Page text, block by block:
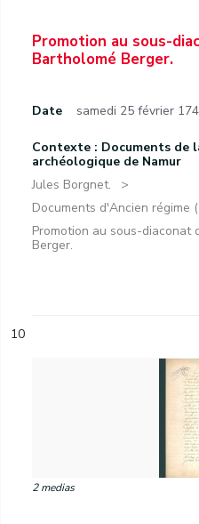
Promotion au sous-
Bartholomé Berger.
Date samedi 25 février
Contexte : Documents de
archéologique de Namur
Jules Borgnet.
Documents d'Ancien régime
Promotion au sous-diaconat
Berger.
10
2 medias